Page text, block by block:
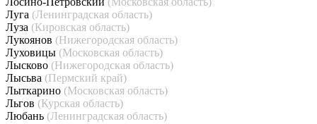
Луга (Ленинградская область)
Луза (Кировская область)
Лукоянов (Нижегородская область)
Луховицы (Московская область)
Лысково (Нижегородская область)
Лысьва (Пермский край)
Лыткарино (Московская область)
Льгов (Курская область)
Любань (Ленинградская область)